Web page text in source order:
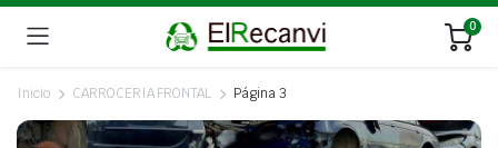
0
Inicio CARROCERIA FRONTAL Página 3